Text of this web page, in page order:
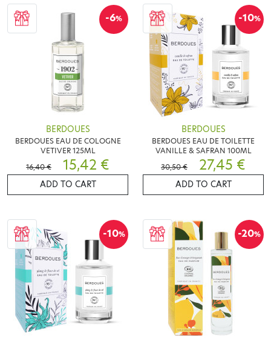
-6%
BERDOUES
BERDOUES EAU DE COLOGNE
VETIVER 125ML
16,40 €
15,42 €
ADD TO CART
-10%
BERDOUES
BERDOUES EAU DE TOILETTE
VANILLE & SAFRAN 100ML
30,50 €
27,45 €
ADD TO CART
-10% -20%